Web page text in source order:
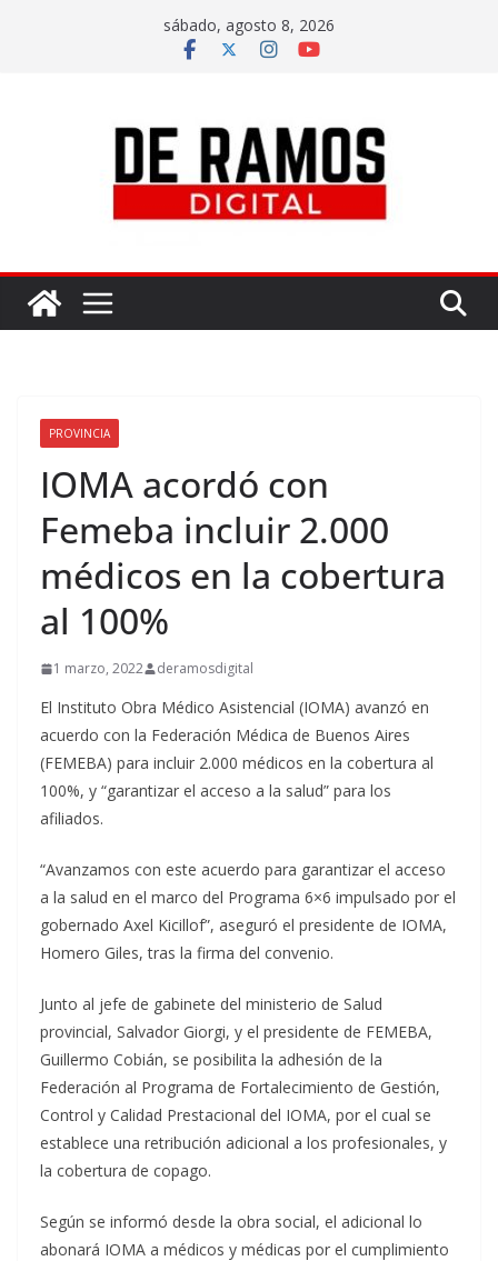
sábado, agosto 8, 2026
PROVINCIA
IOMA acordó con
Femeba incluir 2.000
médicos en la cobertura
al 100%
1 marzo, 2022 deramosdigital
El Instituto Obra Médico Asistencial (IOMA) avanzó en
acuerdo con la Federación Médica de Buenos Aires
(FEMEBA) para incluir 2.000 médicos en la cobertura al
100%, y “garantizar el acceso a la salud” para los
afiliados.
“Avanzamos con este acuerdo para garantizar el acceso
a la salud en el marco del Programa 6×6 impulsado por el
gobernado Axel Kicillof”, aseguró el presidente de IOMA,
Homero Giles, tras la firma del convenio.
Junto al jefe de gabinete del ministerio de Salud
provincial, Salvador Giorgi, y el presidente de FEMEBA,
Guillermo Cobián, se posibilita la adhesión de la
Federación al Programa de Fortalecimiento de Gestión,
Control y Calidad Prestacional del IOMA, por el cual se
establece una retribución adicional a los profesionales, y
la cobertura de copago.
Según se informó desde la obra social, el adicional lo
abonará IOMA a médicos y médicas por el cumplimiento